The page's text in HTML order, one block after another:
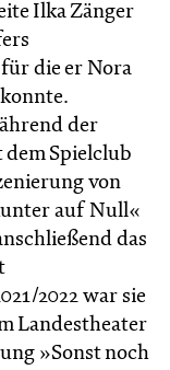
Ilka Zänger
die er Nora
der
dem Spielclub
von
auf Null«
das
2022 war sie
Landestheater
»Sonst noch